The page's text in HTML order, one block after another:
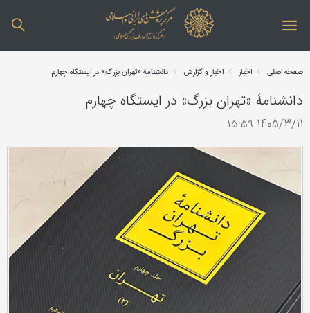
صفحه اصلی اخبار اخبار و گزارش دانشنامۀ «تهران بزرگ» در ایستگاه چهارم
دانشنامۀ «تهران بزرگ» در ایستگاه چهارم
1405/3/11 ۱۵:۵۹